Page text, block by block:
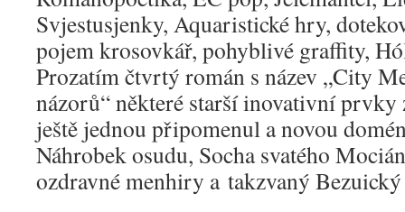
Svjestusjenky, Aquaristické hry,
pojem krosovkář, pohyblivé graffity,
Prozatím čtvrtý román s název „City
názorů“ některé starší inovativní
ještě jednou připomenul a novou
Náhrobek osudu, Socha svatého
ozdravné menhiry a takzvaný